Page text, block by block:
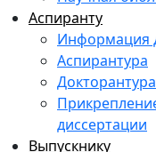
Аспиранту
Информация
Аспирантура
Докторантура
диссертации
Выпускнику